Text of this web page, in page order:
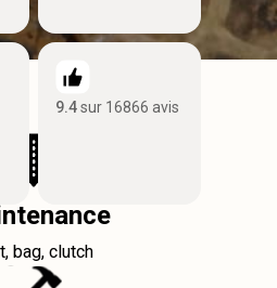
9.4sur 16866 avis
bag, clutch